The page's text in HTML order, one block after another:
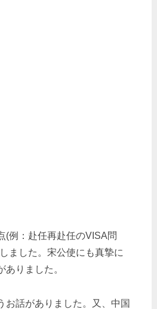
(例：赴任再赴任のVISA問
ました。宋公使にも真摯に
りました。
お話がありました。又、中国